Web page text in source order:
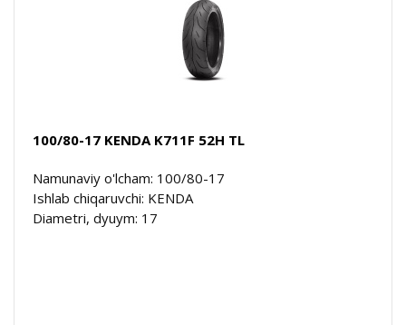
100/80-17 KENDA K711F 52H TL
Namunaviy o'lcham: 100/80-17
Ishlab chiqaruvchi: KENDA
Diametri, dyuym: 17